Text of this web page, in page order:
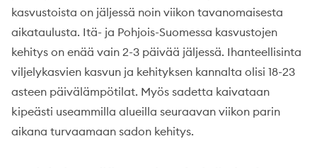
kasvustoista on jäljessä noin viikon tavanomaisesta
aikataulusta. Itä- ja Pohjois-Suomessa kasvustojen
kehitys on enää vain 2-3 päivää jäljessä. Ihanteellisinta
viljelykasvien kasvun ja kehityksen kannalta olisi 18-23
asteen päivälämpötilat. Myös sadetta kaivataan
kipeästi useammilla alueilla seuraavan viikon parin
aikana turvaamaan sadon kehitys.